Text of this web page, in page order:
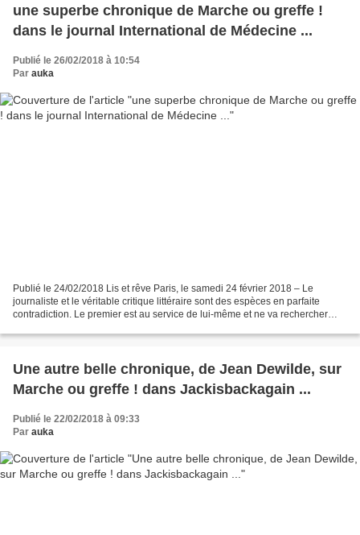
une superbe chronique de Marche ou greffe !
dans le journal International de Médecine ...
Publié le 26/02/2018 à 10:54
Par auka
Publié le 24/02/2018 Lis et rêve Paris, le samedi 24 février 2018 – Le
journaliste et le véritable critique littéraire sont des espèces en parfaite
contradiction. Le premier est au service de lui-même et ne va rechercher
Une autre belle chronique, de Jean Dewilde, sur
Marche ou greffe ! dans Jackisbackagain ...
Publié le 22/02/2018 à 09:33
Par auka